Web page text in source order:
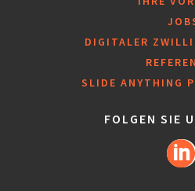
DIGITALER
SLIDE ANYTHING
FOLGEN SIE